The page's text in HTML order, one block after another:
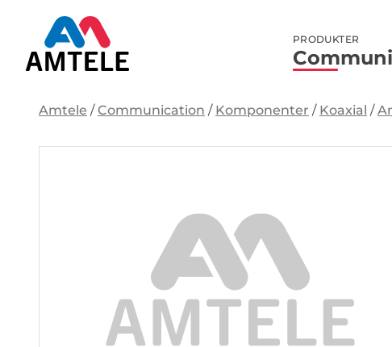
PRODUKTER
Amtele /Communication / Komponenter / Koaxial /